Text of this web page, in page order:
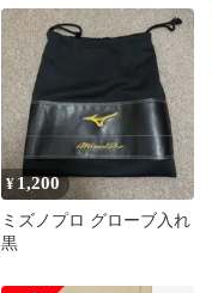
¥ 1,200
ミズノプロ グローブ入れ
黒